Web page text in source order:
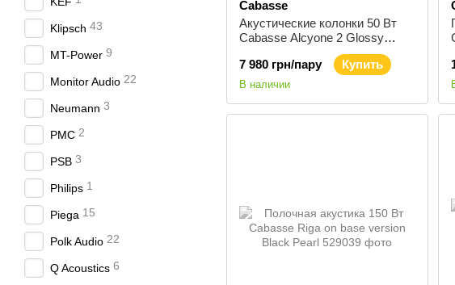
Cabasse
Акустические колонки 50 Вт
Cabasse Alcyone 2 Glossy
7 980 грн/пару
Купить
В наличии
Klipsch 43
MT-Power 9
Monitor Audio 22
Neumann 3
PMC 2
PSB 3
Philips 1
Piega 15
Polk Audio 22
Q Acoustics 6